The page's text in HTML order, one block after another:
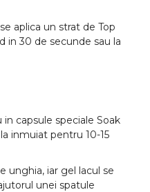
aplica un strat de Top
in 30 de secunde sau la
capsule speciale Soak
inmuiat pentru 10-15
unghia, iar gel lacul se
unei spatule